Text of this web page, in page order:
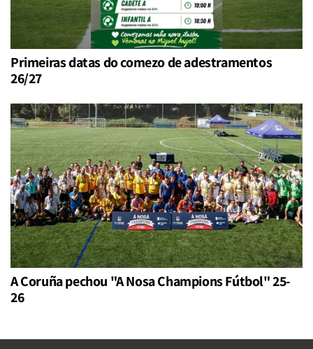
Primeiras datas do comezo de adestramentos
26/27
A Coruña pechou "A Nosa Champions Fútbol" 25-
26